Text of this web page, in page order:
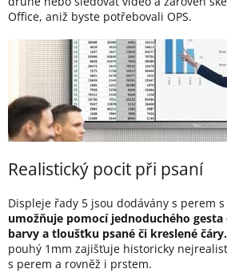
Office, aniž byste potřebovali OPS.
Realistický pocit při psaní
Displeje řady 5 jsou dodávány s perem
umožňuje pomocí jednoduchého
barvy a tloušťku psané či kreslené čáry.
pouhý 1mm zajišťuje historicky
s perem a rovněž i prstem.